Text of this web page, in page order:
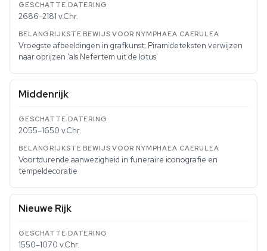
2686–2181 v.Chr.
Vroegste afbeeldingen in grafkunst; Piramideteksten verwijzen
naar oprijzen 'als Nefertem uit de lotus'
Middenrijk
2055–1650 v.Chr.
Voortdurende aanwezigheid in funeraire iconografie en
tempeldecoratie
Nieuwe Rijk
1550–1070 v.Chr.